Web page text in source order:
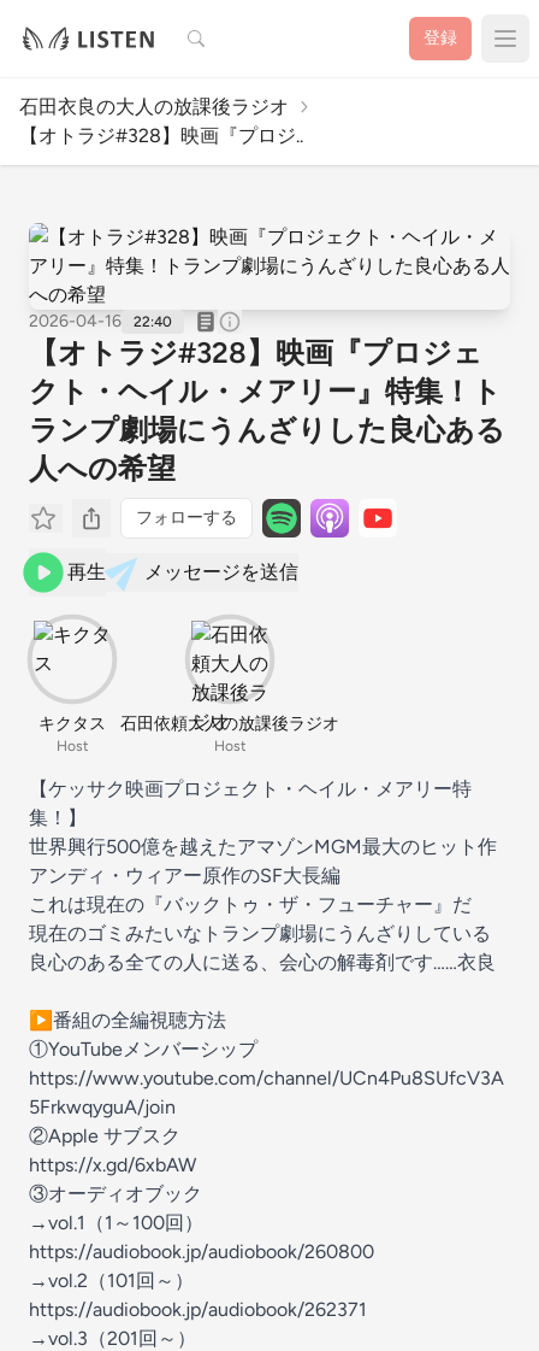
検索 登録
石田衣良の大人の放課後ラジオ
【オトラジ#328】映画『プロジ..
2026-04-16 22:40
【オトラジ#328】映画『プロジェ
クト・ヘイル・メアリー』特集！ト
ランプ劇場にうんざりした良心ある
人への希望
フォローする
再生 メッセージを送信
キクタス
Host
石田依頼大人の放課後ラジオ
Host
【ケッサク映画プロジェクト・ヘイル・メアリー特
集！】
世界興行500億を越えたアマゾンMGM最大のヒット作
アンディ・ウィアー原作のSF大長編
これは現在の『バックトゥ・ザ・フューチャー』だ
現在のゴミみたいなトランプ劇場にうんざりしている
良心のある全ての人に送る、会心の解毒剤です……衣良
▶番組の全編視聴方法
①YouTubeメンバーシップ
https://www.youtube.com/channel/UCn4Pu8SUfcV3A
5FrkwqyguA/join
②Apple サブスク
https://x.gd/6xbAW
③オーディオブック
→vol.1（1～100回）
https://audiobook.jp/audiobook/260800
→vol.2（101回～）
https://audiobook.jp/audiobook/262371
→vol.3（201回～）